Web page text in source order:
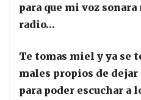
para que mi voz
radio…
Te tomas miel y ya se
males propios de
para poder escuchar a